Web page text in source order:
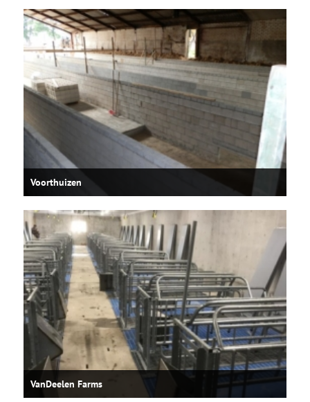
Voorthuizen
VanDeelen Farms